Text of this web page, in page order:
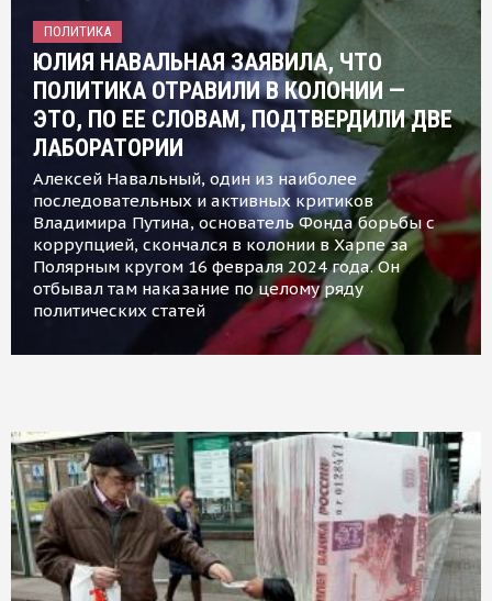
ПОЛИТИКА
ЮЛИЯ НАВАЛЬНАЯ ЗАЯВИЛА, ЧТО
ПОЛИТИКА ОТРАВИЛИ В КОЛОНИИ —
ЭТО, ПО ЕЕ СЛОВАМ, ПОДТВЕРДИЛИ ДВЕ
ЛАБОРАТОРИИ
Алексей Навальный, один из наиболее
последовательных и активных критиков
Владимира Путина, основатель Фонда борьбы с
коррупцией, скончался в колонии в Харпе за
Полярным кругом 16 февраля 2024 года. Он
отбывал там наказание по целому ряду
политических статей